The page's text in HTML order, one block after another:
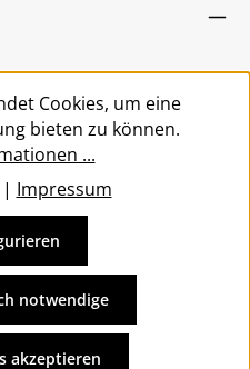
wenn nicht anders
Cookies, um eine
bieten zu können.
...
| Impressum
notwendige
akzeptieren